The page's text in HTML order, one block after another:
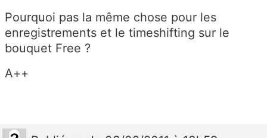
Pourquoi pas la même chose pour les
enregistrements et le timeshifting sur le
bouquet Free ?
A++